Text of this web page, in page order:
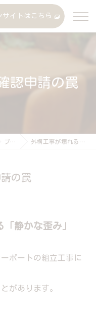
サイトはこちら
認申請の罠
ブログ 外構工事が壊れる確認申請の罠
の罠
静かな歪み」
ポートの組立工事に
があります。